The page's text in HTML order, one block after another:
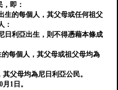
即：
生的每個人，其父母或任何祖父
：
日利亞出生，則不得憑藉本條成
每個人，其父母或祖父母均為
父母均為尼日利亞公民。
1日。